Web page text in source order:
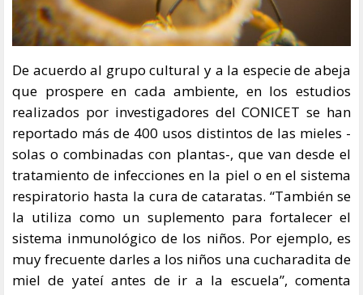
De acuerdo al grupo cultural y a la especie de abeja
que prospere en cada ambiente, en los estudios
realizados por investigadores del CONICET se han
reportado más de 400 usos distintos de las mieles -
solas o combinadas con plantas-, que van desde el
tratamiento de infecciones en la piel o en el sistema
respiratorio hasta la cura de cataratas. “También se
la utiliza como un suplemento para fortalecer el
sistema inmunológico de los niños. Por ejemplo, es
muy frecuente darles a los niños una cucharadita de
miel de yateí antes de ir a la escuela”, comenta